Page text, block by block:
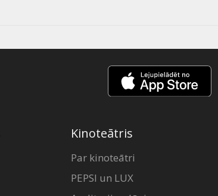
Kinoteātris
Par kinoteātri
PEPSI un LUX